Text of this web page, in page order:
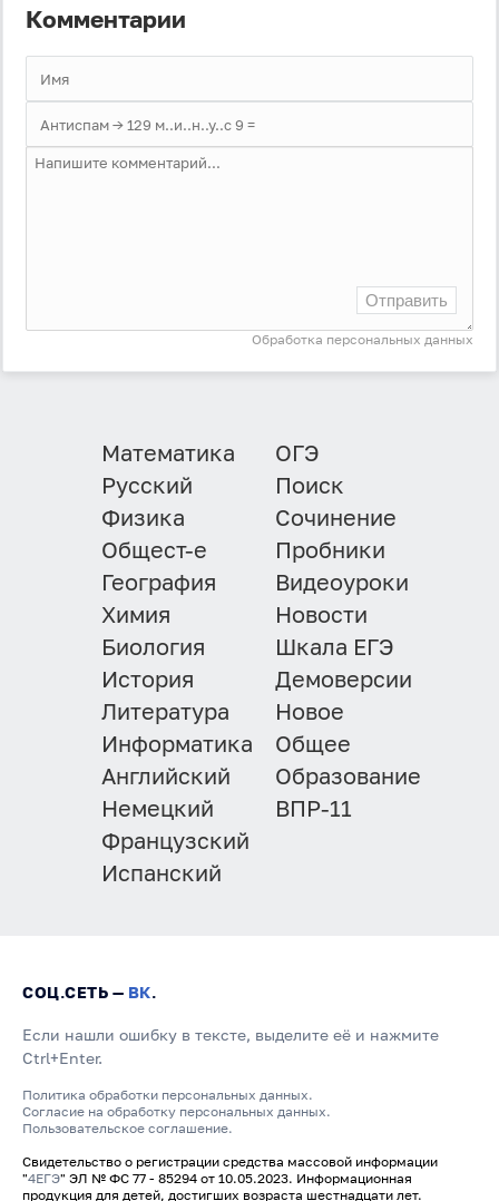
Комментарии
Отправить
Обработка персональных данных
Математика
Русский
Физика
Общест-е
География
Химия
Биология
История
Литература
Информатика
Английский
Немецкий
Французский
Испанский
ОГЭ
Поиск
Сочинение
Пробники
Видеоуроки
Новости
Шкала ЕГЭ
Демоверсии
Новое
Общее
Образование
ВПР-11
СОЦ.СЕТЬ — ВК.
Если нашли ошибку в тексте, выделите её и нажмите
Ctrl+Enter.
Политика обработки персональных данных.
Согласие на обработку персональных данных.
Пользовательское соглашение.
Свидетельство о регистрации средства массовой информации
"4ЕГЭ" ЭЛ № ФС 77 - 85294 от 10.05.2023. Информационная
продукция для детей, достигших возраста шестнадцати лет.